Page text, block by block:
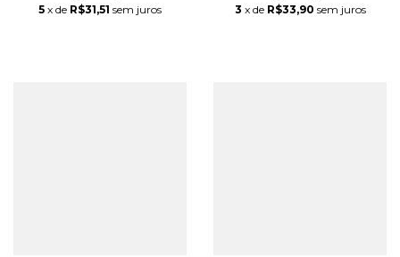
5 x de R$31,51 sem juros 3 x de R$33,90 sem juros